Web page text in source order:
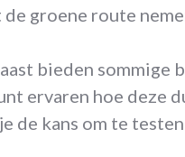
de groene route
bieden sommige
ervaren hoe deze
de kans om te